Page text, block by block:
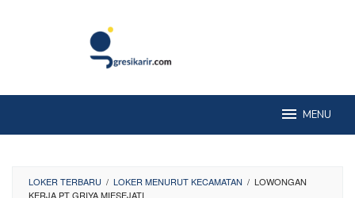
MENU
LOKER TERBARU / LOKER MENURUT KECAMATAN / LOWONGAN
KERJA PT GRIYA MIESEJATI